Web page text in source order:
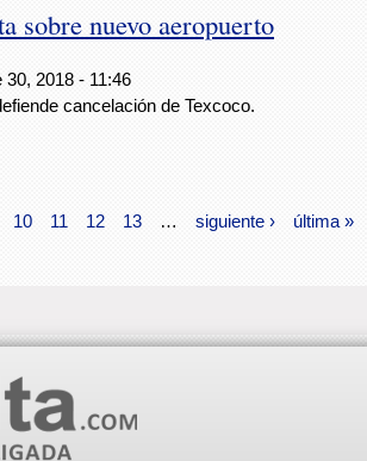
sobre nuevo aeropuerto
2018 - 11:46
cancelación de Texcoco.
10 11 12 13 … siguiente › última »